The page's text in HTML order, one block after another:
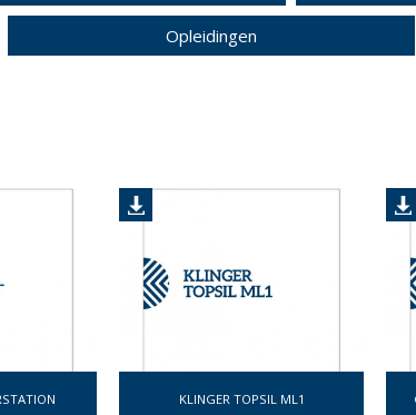
Opleidingen
KLINGER TOPSIL ML1